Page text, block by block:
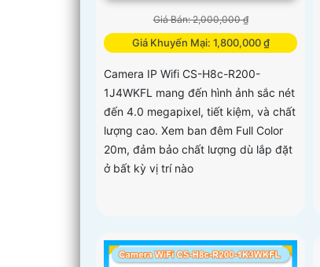
Giá Bán: 2,000,000 ₫
Giá Khuyến Mại: 1,800,000 ₫
Camera IP Wifi CS-H8c-R200-
1J4WKFL mang đến hình ảnh sắc nét
đến 4.0 megapixel, tiết kiệm, và chất
lượng cao. Xem ban đêm Full Color
20m, đảm bảo chất lượng dù lắp đặt
ở bất kỳ vị trí nào